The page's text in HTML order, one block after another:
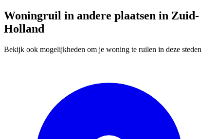
Woningruil in andere plaatsen in Zuid-
Holland
Bekijk ook mogelijkheden om je woning te ruilen in deze steden